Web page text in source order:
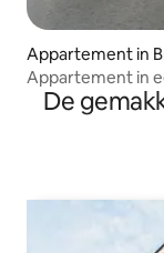
Appartement in
Appartement in
De